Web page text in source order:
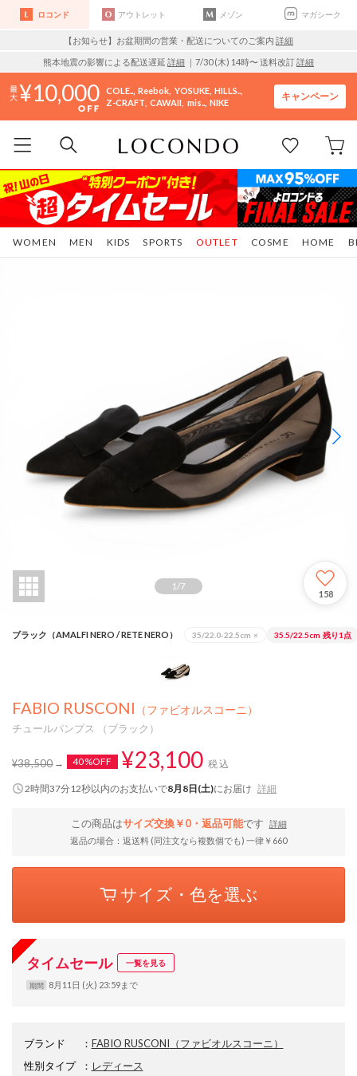
ロコンド アウトレット メゾン マガシーク
【お知らせ】お盆期間の営業・配送についてのご案内 詳細
熊本地震の影響による配送遅延 詳細 ｜7/30 (木) 14時〜 送料改訂詳細
10,000 COLE.. Reebok YOSUKE HILLS..
Z-CRAFT CAWAII mis.. NIKE
キャンペーン
WOMEN MEN KIDS SPORTS COSME HOME
OUTLET
1 /7
158
ブラック（AMALFI NERO / RETE NERO） 35/22.0-22.5cm × 35.5/22.5cm 残り1点
FABIO RUSCONI （ファビオルスコーニ）
チュールパンプス （ブラック）
¥38,500 40%OFF ¥23,100 税込
2時間37分11秒以内のお支払いで8月8日(土)にお届け 詳細
この商品はサイズ交換￥0・返品可能です
詳細
返品の場合：返送料 (同注文なら複数個でも) 一律￥660
サイズ・色を選ぶ
タイムセール 一覧を見る
期間 8月11日 (火) 23:59まで
ブランド ： FABIO RUSCONI （ファビオルスコーニ）
性別タイプ
： レディース